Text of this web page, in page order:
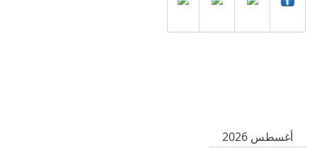
أغسطس 2026